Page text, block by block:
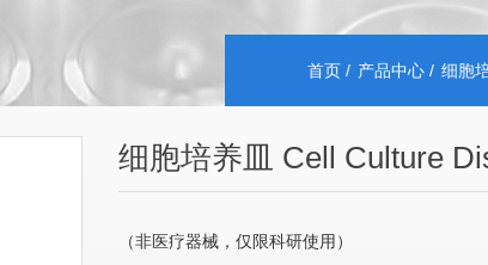
首页 产品中心 细胞
细胞培养皿 Cell Culture
（非医疗器械，仅限科研使用）